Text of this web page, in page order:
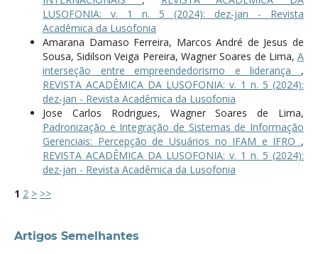
LUSOFONIA: v. 1 n. 5 (2024): dez-jan - Revista
Acadêmica da Lusofonia
Amarana Damaso Ferreira, Marcos André de Jesus de
Sousa, Sidilson Veiga Pereira, Wagner Soares de Lima,A
interseção entre empreendedorismo e liderança ,
REVISTA ACADÊMICA DA LUSOFONIA: v. 1 n. 5 (2024):
dez-jan - Revista Acadêmica da Lusofonia
Jose Carlos Rodrigues, Wagner Soares de Lima,
Padronização e Integração de Sistemas de Informação
Gerenciais: Percepção de Usuários no IFAM e IFRO ,
REVISTA ACADÊMICA DA LUSOFONIA: v. 1 n. 5 (2024):
dez-jan - Revista Acadêmica da Lusofonia
1 2 > >>
Artigos Semelhantes